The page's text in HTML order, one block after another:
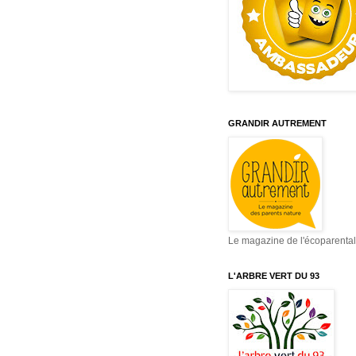
GRANDIR AUTREMENT
Le magazine de
L'ARBRE VERT DU 93